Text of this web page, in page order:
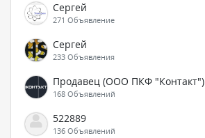
Сергей
271 Объявление
Сергей
233 Объявления
Продавец (ООО ПКФ "Контакт")
168 Объявлений
522889
136 Объявлений